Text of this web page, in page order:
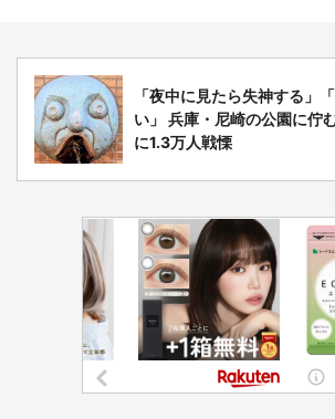
「夜中に見たら失神する」
い」 兵庫・尼崎の公園に佇
に1.3万人戦慄